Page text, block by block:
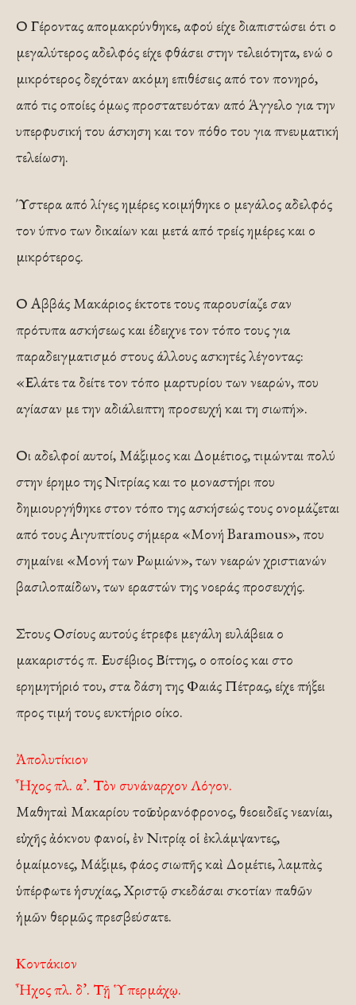
Ο Γέροντας απομακρύνθηκε, αφού είχε διαπιστώσει ότι ο
μεγαλύτερος αδελφός είχε φθάσει στην τελειότητα, ενώ ο
μικρότερος δεχόταν ακόμη επιθέσεις από τον πονηρό,
από τις οποίες όμως προστατευόταν από Άγγελο για την
υπερφυσική του άσκηση και τον πόθο του για πνευματική
τελείωση.
Ύστερα από λίγες ημέρες κοιμήθηκε ο μεγάλος αδελφός
τον ύπνο των δικαίων και μετά από τρείς ημέρες και ο
μικρότερος.
Ο Αββάς Μακάριος έκτοτε τους παρουσίαζε σαν
πρότυπα ασκήσεως και έδειχνε τον τόπο τους για
παραδειγματισμό στους άλλους ασκητές λέγοντας:
«Ελάτε τα δείτε τον τόπο μαρτυρίου των νεαρών, που
αγίασαν με την αδιάλειπτη προσευχή και τη σιωπή».
Οι αδελφοί αυτοί, Μάξιμος και Δομέτιος, τιμώνται πολύ
στην έρημο της Νιτρίας και το μοναστήρι που
δημιουργήθηκε στον τόπο της ασκήσεώς τους ονομάζεται
από τους Αιγυπτίους σήμερα «Μονή Baramous», που
σημαίνει «Μονή των Ρωμιών», των νεαρών χριστιανών
βασιλοπαίδων, των εραστών της νοεράς προσευχής.
Στους Οσίους αυτούς έτρεφε μεγάλη ευλάβεια ο
μακαριστός π. Ευσέβιος Βίττης, ο οποίος και στο
ερημητήριό του, στα δάση της Φαιάς Πέτρας, είχε πήξει
προς τιμή τους ευκτήριο οίκο.
Ἀπολυτίκιον
Ἦχος πλ. α’. Τὸν συνάναρχον Λόγον.
Μαθηταὶ Μακαρίου τοῦ οὐρανόφρονος, θεοειδεῖς νεανίαι,
εὐχῆς ἀόκνου φανοί, ἐν Νιτρίᾳ οἱ ἐκλάμψαντες,
ὁμαίμονες, Μάξιμε, φάος σιωπῆς καὶ Δομέτιε, λαμπὰς
ὑπέρφωτε ἡσυχίας, Χριστῷ σκεδάσαι σκοτίαν παθῶν
ἡμῶν θερμῶς πρεσβεύσατε.
Κοντάκιον
Ἦχος πλ. δ’. Τῇ Ὑπερμάχῳ.